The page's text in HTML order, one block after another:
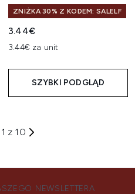
ZNIŻKA 30% Z KODEM: SALELF
3.44€
3.44€ za unit
SZYBKI PODGLĄD
z 10
NEWSLETTERA